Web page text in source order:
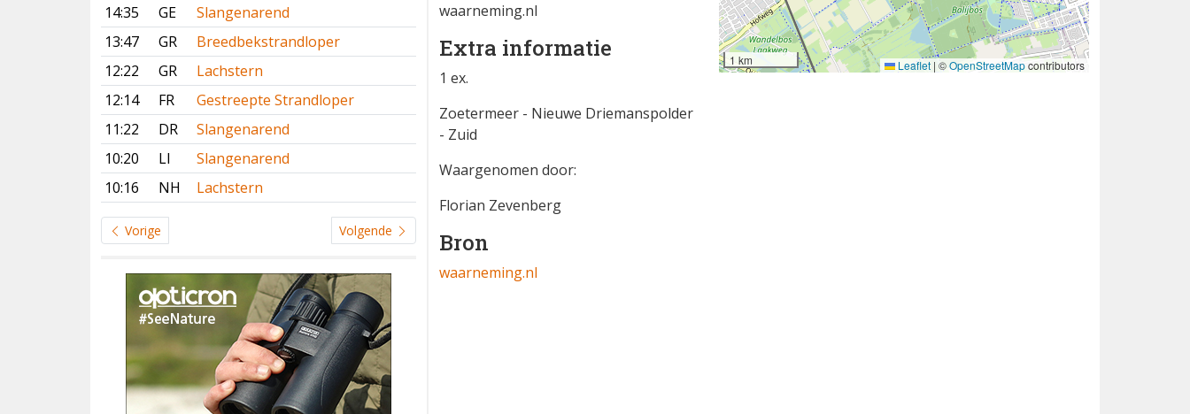
14:35
GE
Slangenarend
13:47
GR
Breedbekstrandloper
12:22
GR
Lachstern
12:14
FR
Gestreepte Strandloper
11:22
DR
Slangenarend
10:20
LI
Slangenarend
10:16
NH Lachstern
Vorige Volgende
waarneming.nl
Extra informatie
1 ex.
Zoetermeer - Nieuwe Driemanspolder
- Zuid
Waargenomen door:
Florian Zevenberg
Bron
waarneming.nl
1 km Leaflet | ©OpenStreetMapcontributors